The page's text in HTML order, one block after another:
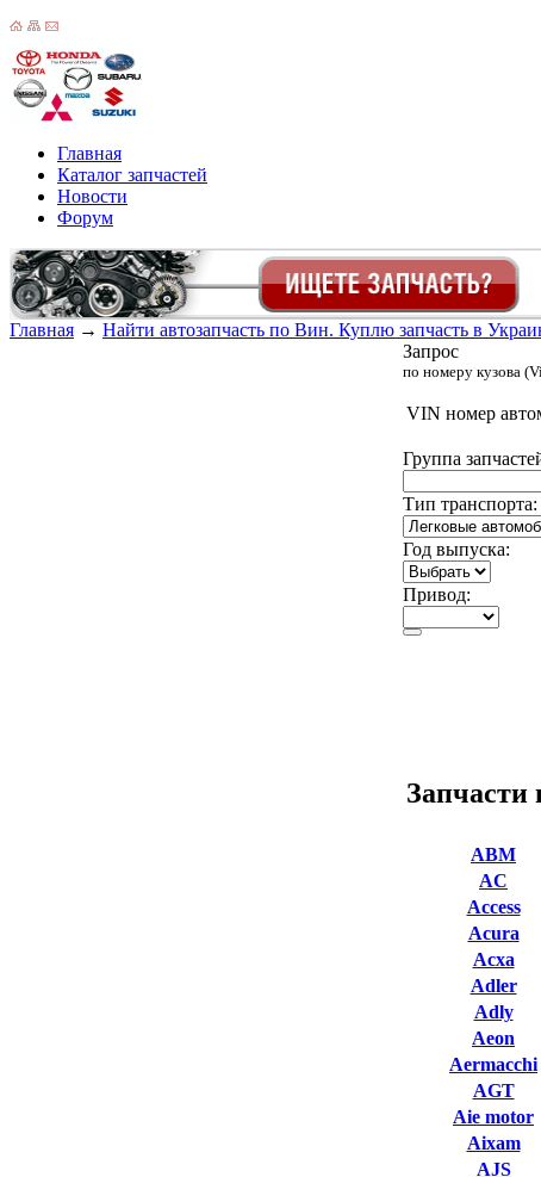
Главная
Каталог запчастей
Новости
Форум
Главная → Найти автозапчасть по Вин. Куплю запчасть в
Запрос
по номеру кузова
VIN номер
Группа
Тип транспорта:
Год выпуска:
Привод:
Запчасти
ABM
AC
Access
Acura
Acxa
Adler
Adly
Aeon
Aermacchi
AGT
Aie motor
Aixam
AJS